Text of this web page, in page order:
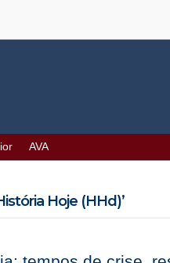
AVA
Hoje (HHd)’